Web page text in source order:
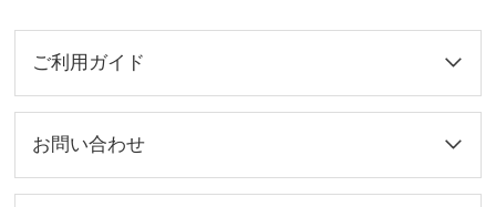
うほどに飴色の良い味を出して来ます。法人用印鑑に
も大お勧めです！
ご利用ガイド
お問い合わせ